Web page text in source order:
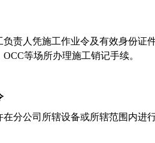
责人凭施工作业令及有效身份证
等场所办理施工销记手续。
分公司所辖设备或所辖范围内进